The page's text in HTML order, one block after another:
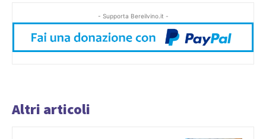
- Supporta Bereilvino.it -
Altri articoli